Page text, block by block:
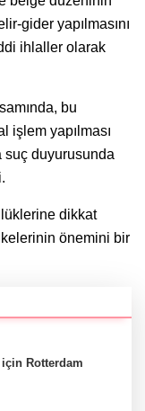
gider yapılmasını
ihlaller olarak
bu
işlem yapılması
suç duyurusunda
dikkat
önemini bir
Rotterdam